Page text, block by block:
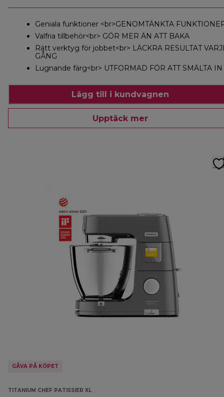
Geniala funktioner <br>GENOMTÄNKTA
Valfria tillbehör<br> GÖR MER ÄN ATT BAKA
Rätt verktyg för jobbet<br> LÄCKRA RESULTAT
GÅNG
Lugnande färg<br> UTFORMAD FÖR ATT SMÄLTA IN
Lägg till i kundvagnen
Upptäck mer
GÅVA PÅ KÖPET
TITANIUM CHEF PATISSIER XL